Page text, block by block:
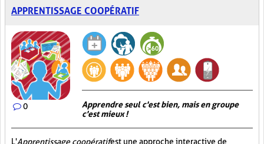
APPRENTISSAGE COOPÉRATIF
0
Apprendre seul c'est bien, mais en groupe
c'est mieux !
L'Apprentissage coopératifest une approche interactive de